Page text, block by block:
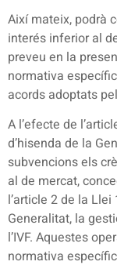
Així mateix, podrà
interés inferior al
preveu en la
normativa
acords adoptats
A l’efecte de
d’hisenda de la
subvencions els
al de mercat,
l’article 2 de la
Generalitat, la
l’IVF. Aquestes
normativa